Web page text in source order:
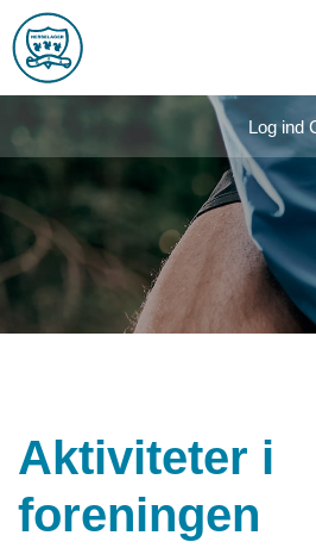
Log ind
Aktiviteter i
foreningen